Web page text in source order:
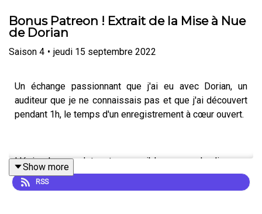
Bonus Patreon ! Extrait de la Mise à Nue
de Dorian
Saison 4 • jeudi 15 septembre 2022
Un échange passionnant que j'ai eu avec Dorian, un
auditeur que je ne connaissais pas et que j'ai découvert
pendant 1h, le temps d'un enregistrement à cœur ouvert.
L'épisode complet est accessible aux applaudicoeurs
en or qui ont rejoint la communauté Patreon ! Par iciiiii :
https://www.patreon.com/flodinca
Show more
RSS